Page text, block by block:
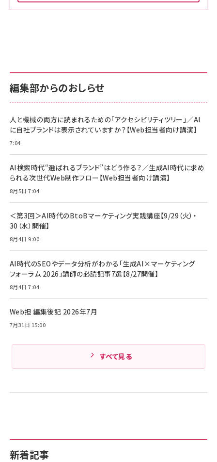
￥880
anan(アンアン)2026/06/24号 No.2500増刊
スペシャルエディション[王道エンタメの矜持／
￥1,100
年後半、あなたの恋と運命／山田涼介]
￥880
Amazonランキングをもっと見る
サポート正規品 メーカー保証5年 KLMEA128G
NIMASO ガラスフィルム iPhone 17 用 保護フィ
すい ガイド枠付き いPhone17 (6.3インチ) 対応
2枚セット DSP25F1698
￥1,599
【New】Amazon Fire TV Stick HD | 手軽にスト
レイヤー
￥6,980
Anker Soundcore P31i (Bluetooth 6.1) 【完
全ワイヤレスイヤホン/アクティブノイズキャンセリ
ング/マルチポイント接続 / 最大50時間再生 / PSE
Anker PowerLine III Flow USB-C & USB-C
ケーブル Anker絡まないケーブル 240W 結束バン
ド付き USB PD対応 シリコン素材採用 iPhone
17 / 16 / 15 / Galaxy iPad Pro MacBook
Amazonランキングをもっと見る
サポート正規品 メーカー保証5年 KLMEA128G
Amazon eギフトカード - Amazonロゴ - クラ
￥5,000
ケーブル Anker絡まないケーブル 240W 結束バン
17 / 16 / 15 / Galaxy iPad Pro MacBook
Pro/Air 各種対応 (1.8m ミッドナイトブラック)
￥1,890
キャンペーン】
￥4,857
新着記事
編集部からのおしらせ
人と機械の両方に読まれるための「アクセシビリティツリー」／AI
に自社ブランドは表示されていますか？【Web担当者向け講演】
7:04
AI検索時代“選ばれるブランド”はどう作る？／生成AI時代に求め
られる次世代Web制作フロー【Web担当者向け講演】
8月5日 7:04
＜第3回＞AI時代のBtoBマーケティング実践講座【9/29（火）・
30（水）開催】
8月4日 9:00
AI時代のSEOやデータ分析がわかる「生成AI×マーケティング
フォーラム 2026」講師の必読記事7選【8/27開催】
8月4日 7:04
Web担 編集後記 2026年7月
7月31日 15:00
すべて見る